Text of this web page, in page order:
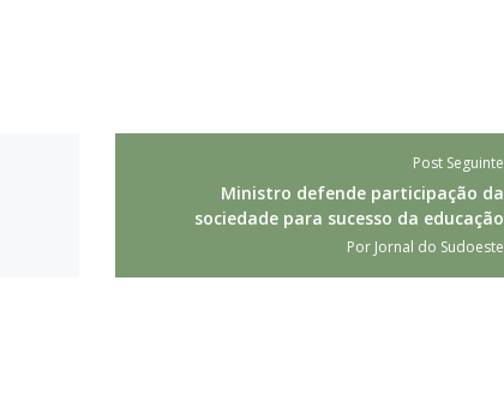
Post Seguinte
Ministro defende participação da
sociedade para sucesso da educação
Por Jornal do Sudoeste